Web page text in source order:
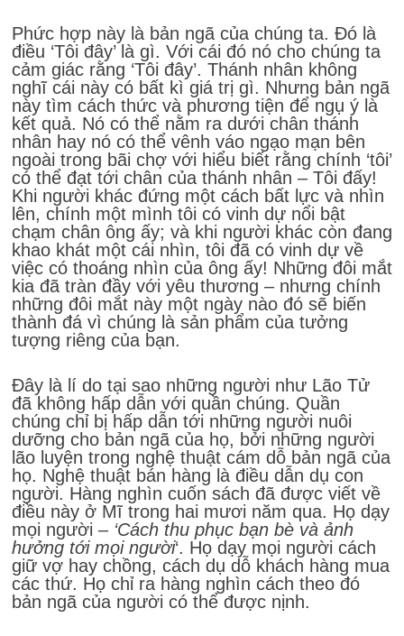
Phức hợp này là bản ngã của chúng ta. Đó là
điều ‘Tôi đây’ là gì. Với cái đó nó cho chúng ta
cảm giác rằng ‘Tôi đây’. Thánh nhân không
nghĩ cái này có bất kì giá trị gì. Nhưng bản ngã
này tìm cách thức và phương tiện để ngụ ý là
kết quả. Nó có thể nằm ra dưới chân thánh
nhân hay nó có thể vênh váo ngạo mạn bên
ngoài trong bãi chợ với hiểu biết rằng chính ‘tôi’
có thể đạt tới chân của thánh nhân – Tôi đấy!
Khi người khác đứng một cách bất lực và nhìn
lên, chính một mình tôi có vinh dự nổi bật
chạm chân ông ấy; và khi người khác còn đang
khao khát một cái nhìn, tôi đã có vinh dự về
việc có thoáng nhìn của ông ấy! Những đôi mắt
kia đã tràn đầy với yêu thương – nhưng chính
những đôi mắt này một ngày nào đó sẽ biến
thành đá vì chúng là sản phẩm của tưởng
tượng riêng của bạn.
Đây là lí do tại sao những người như Lão Tử
đã không hấp dẫn với quần chúng. Quần
chúng chỉ bị hấp dẫn tới những người nuôi
dưỡng cho bản ngã của họ, bởi những người
lão luyện trong nghệ thuật cám dỗ bản ngã của
họ. Nghệ thuật bán hàng là điều dẫn dụ con
người. Hàng nghìn cuốn sách đã được viết về
điều này ở Mĩ trong hai mươi năm qua. Họ dạy
mọi người – ‘Cách thu phục bạn bè và ảnh
hưởng tới mọi người‘. Họ dạy mọi người cách
giữ vợ hay chồng, cách dụ dỗ khách hàng mua
các thứ. Họ chỉ ra hàng nghìn cách theo đó
bản ngã của người có thể được nịnh.